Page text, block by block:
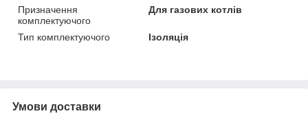
Призначення
комплектуючого
Для газових котлів
Тип комплектуючого Ізоляція
Умови доставки